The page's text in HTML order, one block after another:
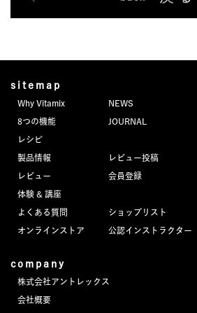
sitemap
Why Vitamix
8つの機能
レシピ
製品情報
レビュー
体験 & 講座
よくある質問
オンラインストア
NEWS
JOURNAL
レビュー投稿
会員登録
ショップリスト
公認インストラクター
company
株式会社アントレックス
会社概要